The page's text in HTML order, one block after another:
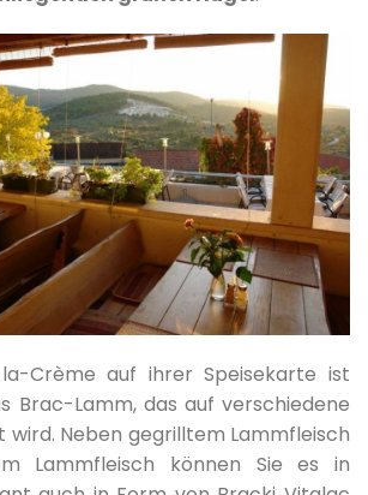
Crème auf ihrer Speisekarte ist
Brac-Lamm, das auf verschiedene
Neben gegrilltem Lammfleisch
Lammfleisch können Sie es in